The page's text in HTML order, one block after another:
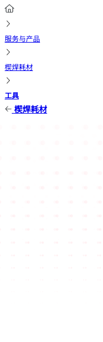
服务与产品
楔焊耗材
工具
楔焊耗材